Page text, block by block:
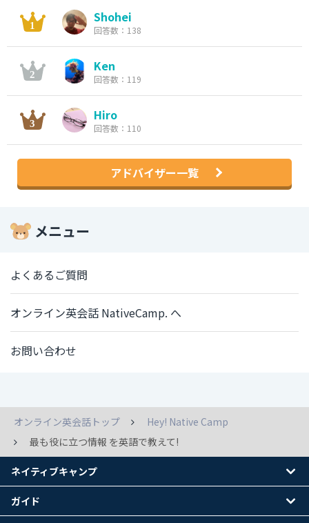
Shohei
回答数：138
Ken
回答数：119
Hiro
回答数：110
アドバイザー一覧
メニュー
よくあるご質問
オンライン英会話 NativeCamp. へ
お問い合わせ
オンライン英会話トップ
Hey! Native Camp
最も役に立つ情報 を英語で教えて!
ネイティブキャンプ
ガイド